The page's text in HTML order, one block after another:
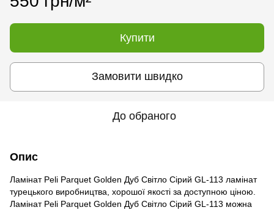
Купити
Замовити швидко
До обраного
Опис
Ламінат Peli Parquet Golden Дуб Світло Сірий GL-113 ламінат
турецького виробництва, хорошої якості за доступною ціною.
Ламінат Peli Parquet Golden Дуб Світло Сірий GL-113 можна